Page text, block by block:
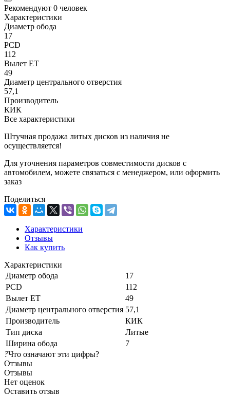
Рекомендуют 0 человек
Характеристики
Диаметр обода
17
PCD
112
Вылет ET
49
Диаметр центрального отверстия
57,1
Производитель
КИК
Все характеристики
Штучная продажа литых дисков из наличия не
осуществляется!
Для уточнения параметров совместимости дисков с
автомобилем, можете связаться с менеджером, или оформить
заказ
Поделиться
Характеристики
Отзывы
Как купить
Характеристики
Диаметр обода
17
PCD
112
Вылет ET
49
Диаметр центрального отверстия 57,1
Производитель
КИК
Тип диска
Литые
Ширина обода
7
?Что означают эти цифры?
Отзывы
Отзывы
Нет оценок
Оставить отзыв